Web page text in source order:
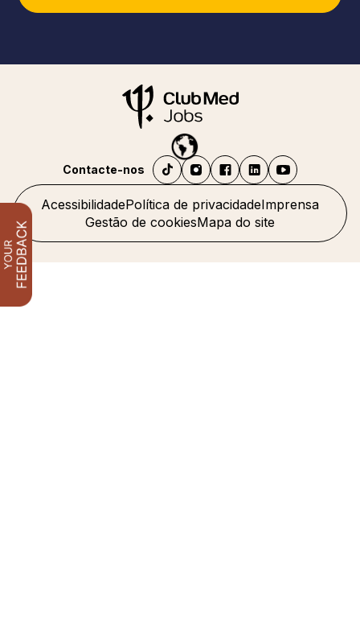
AcessibilidadePolítica de privacidadeImprensa
Gestão de cookiesMapa do site
Contacte-nos